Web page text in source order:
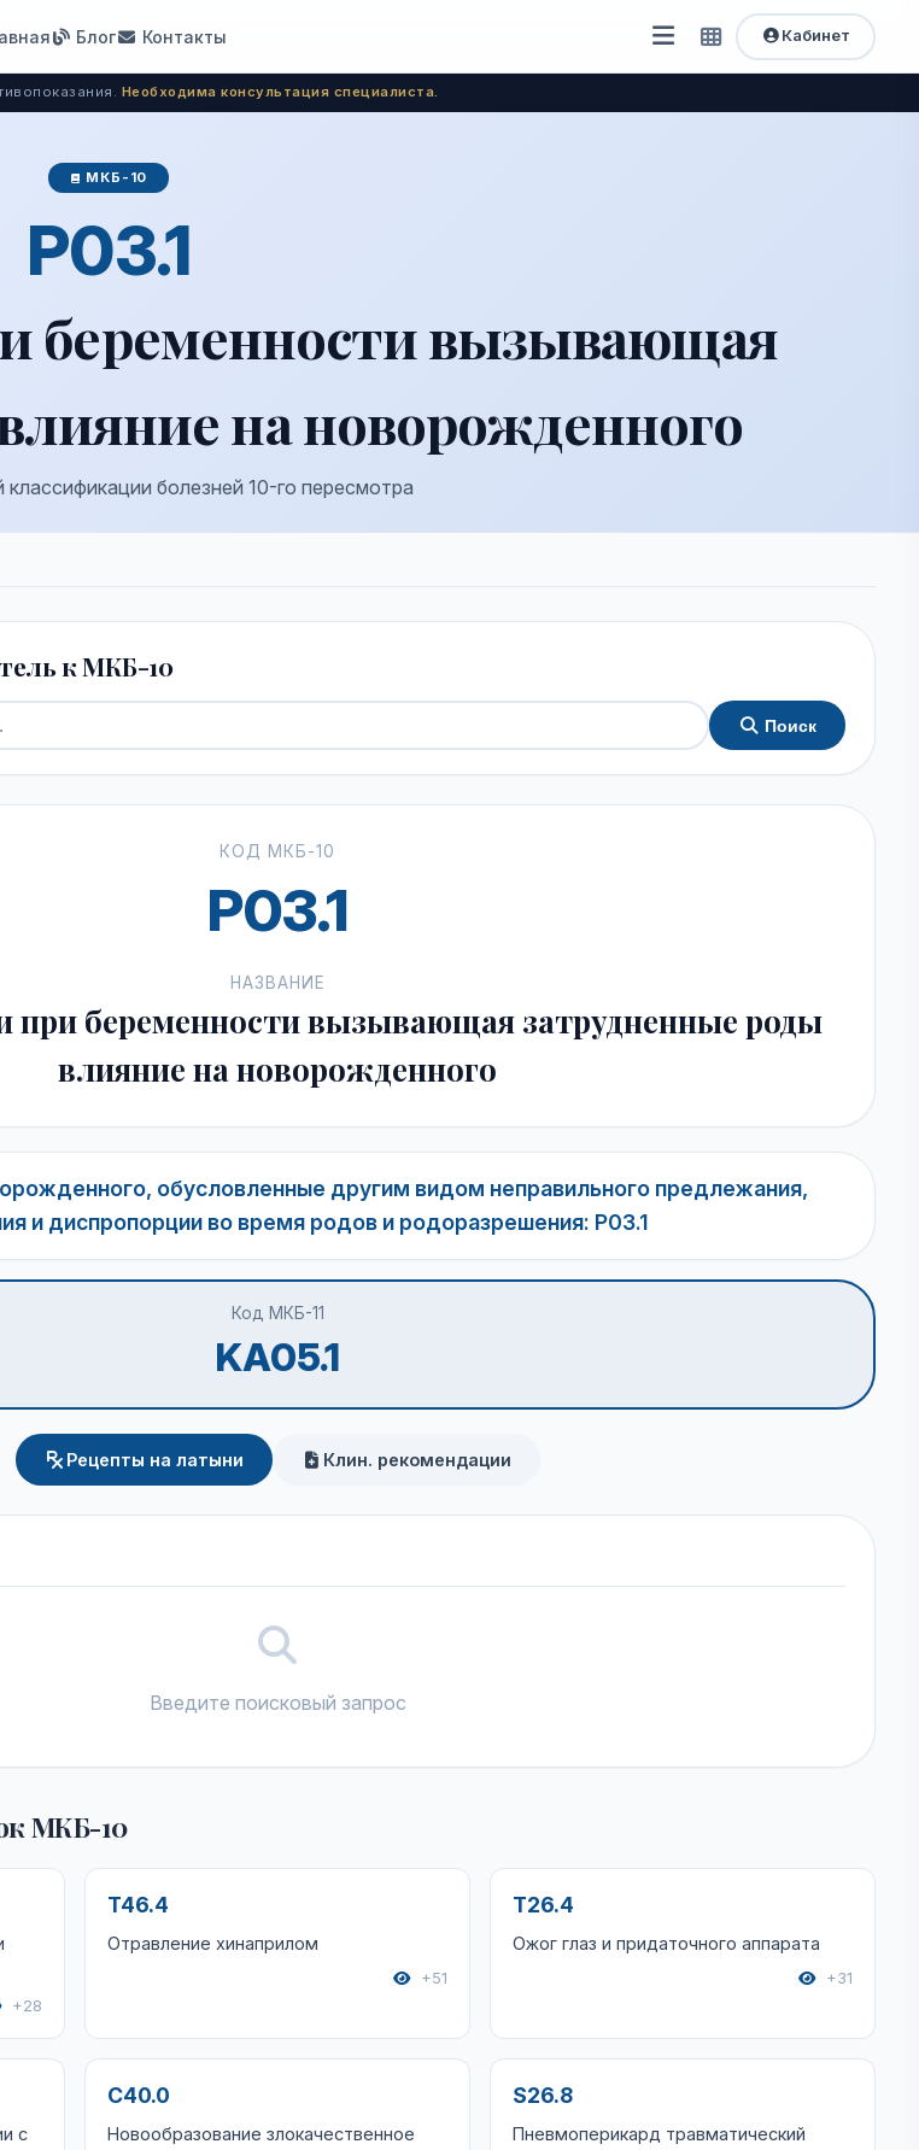
Блог Контакты
Открыть
меню
Быстрый
доступ
Кабинет
Необходима консультация специалиста.
МКБ-10
P03.1
беременности вызывающая
на новорожденного
болезней 10-го пересмотра
к МКБ-10
Поиск
КОД МКБ-10
P03.1
НАЗВАНИЕ
при беременности вызывающая затрудненные роды
влияние на новорожденного
обусловленные другим видом неправильного предлежания,
и диспропорции во время родов и родоразрешения: P03.1
Код МКБ-11
KA05.1
Рецепты на латыни Клин. рекомендации
Введите поисковый запрос
МКБ-10
+28
T46.4
Отравление хинаприлом
+51
T26.4
Ожог глаз и придаточного аппарата
+31
с
C40.0
Новообразование злокачественное
S26.8
Пневмоперикард травматический